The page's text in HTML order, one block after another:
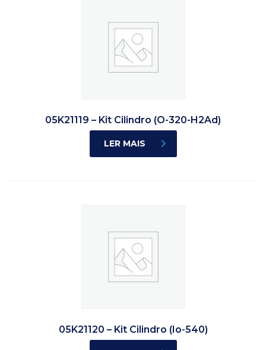
05K21119 – Kit Cilindro (O-320-H2Ad)
LER MAIS
05K21120 – Kit Cilindro (Io-540)